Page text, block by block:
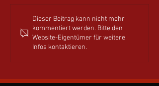
Sensationeller 3. Platz beim
Bezirkspokal Mixed Sommer 2026!
Dieser Beitrag kann nicht mehr
kommentiert werden. Bitte den
Website-Eigentümer für weitere
Infos kontaktieren.